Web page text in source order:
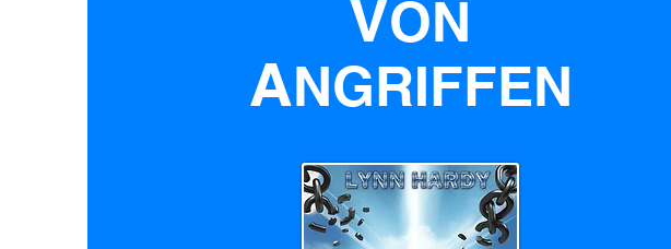
VON
ANGRIFFEN